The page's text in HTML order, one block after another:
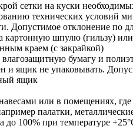
сетки на куски
технических условий
Допустимое отклонение по
картонную шпулю (гильзу)
краем (с закрайкой)
бумагу и
ящик не упаковывать.
ящик
или в помещениях,
палатки,
до 100% при температуре